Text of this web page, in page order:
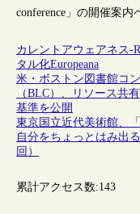
conference」の開催案内
カレントアウェアネス-
タル化Europeana
米・ボストン図書館コ
（BLC）、リソース共
基準を公開
東京国立近代美術館、
自分をちょっとはみ出
回）
累計アクセス数:143